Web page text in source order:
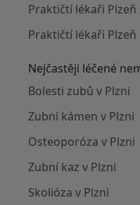
Praktičtí lékaři Plzeň
Praktičtí lékaři Plzeň
Nejčastěji léčené
Bolesti zubů v Plzni
Zubní kámen v Plzni
Osteoporóza v Plzni
Zubní kaz v Plzni
Skolióza v Plzni